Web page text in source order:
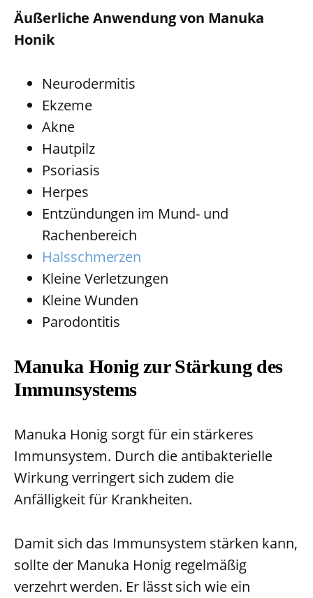
Äußerliche Anwendung von Manuka
Honik
Neurodermitis
Ekzeme
Akne
Hautpilz
Psoriasis
Herpes
Entzündungen im Mund- und
Rachenbereich
Halsschmerzen
Kleine Verletzungen
Kleine Wunden
Parodontitis
Manuka Honig zur Stärkung des
Immunsystems
Manuka Honig sorgt für ein stärkeres
Immunsystem. Durch die antibakterielle
Wirkung verringert sich zudem die
Anfälligkeit für Krankheiten.
Damit sich das Immunsystem stärken kann,
sollte der Manuka Honig regelmäßig
verzehrt werden. Er lässt sich wie ein